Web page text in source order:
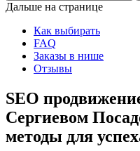
Дальше на странице
Как выбирать
FAQ
Заказы в нише
Отзывы
SEO
Сергиевом
методы для